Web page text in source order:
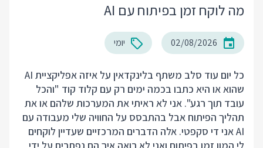
מה לוקח זמן בפיתוח עם AI
02/08/2026 יומי
כל יום עוד סלב משתף בלינקדאין על איזה אפליקציית AI
שהוא או היא כתבו בכמה ימים רק עם קלוד קוד "והכל
עובד תוך רגע". אני לא ראיתי את המערכות שלהם או את
תהליך הפיתוח אבל בהתבסס על החוויה שלי מעבודה עם
AI אני די סקפטי. אלה הדברים המרכזיים שעדיין לוקחים